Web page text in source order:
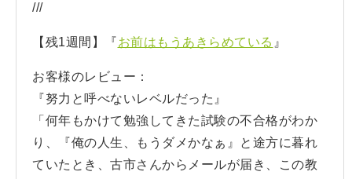
///
【残1週間】『お前はもうあきらめている 』
お客様のレビュー：
『努力と呼べないレベルだった』
「何年もかけて勉強してきた試験の不合格がわか
り、『俺の人生、もうダメかなぁ』と途方に暮れ
ていたとき、古市さんからメールが届き、この教